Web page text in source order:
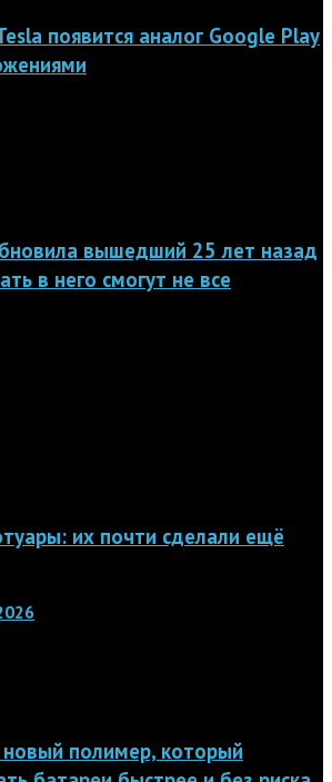
появится аналог Google Play
вышедший 25 лет назад
в него смогут не все
их почти сделали ещё
полимер, который